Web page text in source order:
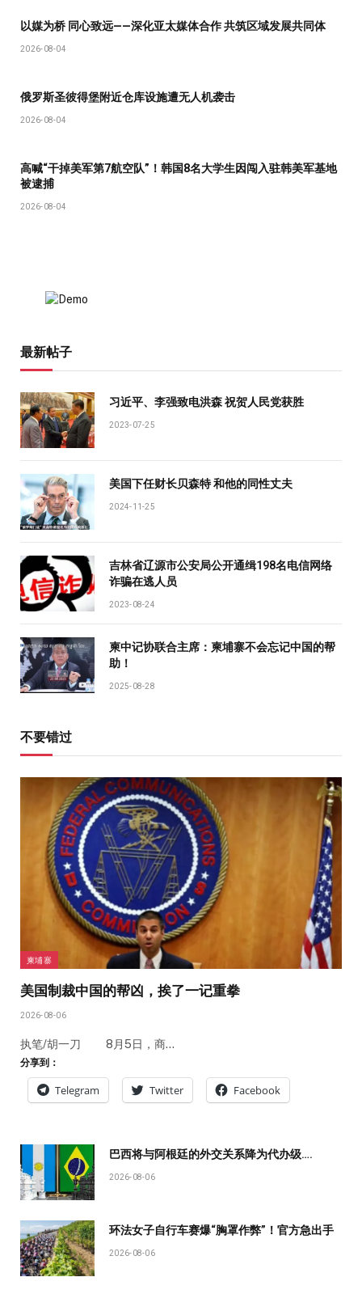
以媒为桥 同心致远——深化亚太媒体合作 共筑区域发展共同体
2026-08-04
俄罗斯圣彼得堡附近仓库设施遭无人机袭击
2026-08-04
高喊“干掉美军第7航空队”！韩国8名大学生因闯入驻韩美军基地
被逮捕
2026-08-04
最新帖子
习近平、李强致电洪森 祝贺人民党获胜
2023-07-25
美国下任财长贝森特 和他的同性丈夫
2024-11-25
吉林省辽源市公安局公开通缉198名电信网络
诈骗在逃人员
2023-08-24
柬中记协联合主席：柬埔寨不会忘记中国的帮
助！
2025-08-28
不要错过
柬埔寨
美国制裁中国的帮凶，挨了一记重拳
2026-08-06
执笔/胡一刀 8月5日，商…
分享到：
Telegram Twitter Facebook
巴西将与阿根廷的外交关系降为代办级….
2026-08-06
环法女子自行车赛爆“胸罩作弊”！官方急出手
2026-08-06